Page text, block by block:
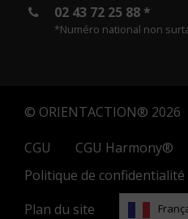
02 43 72 25 88 *
*Numéro national non
© ORIENTACTION® 2026
CGU
CGU Harmony®
Politique de confidentialité
Plan du site